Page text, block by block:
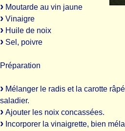
Moutarde au vin jaune
Vinaigre
Huile de noix
Sel, poivre
Préparation
Mélanger le radis et la carotte
saladier.
Ajouter les noix concassées.
Incorporer la vinaigrette, bien